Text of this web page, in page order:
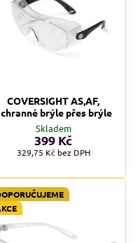
COVERSIGHT AS,AF,
brýle přes brýle
Skladem
399 Kč
329,75 Kč bez DPH